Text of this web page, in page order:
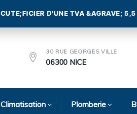
30 RUE GEORGES VILLE
06300 NICE
Climatisation Plomberie